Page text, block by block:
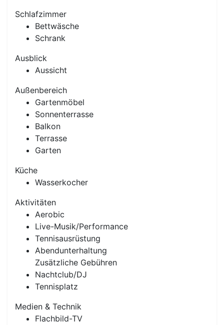
Schlafzimmer
Bettwäsche
Schrank
Ausblick
Aussicht
Außenbereich
Gartenmöbel
Sonnenterrasse
Balkon
Terrasse
Garten
Küche
Wasserkocher
Aktivitäten
Aerobic
Live-Musik/Performance
Tennisausrüstung
Abendunterhaltung
Zusätzliche Gebühren
Nachtclub/DJ
Tennisplatz
Medien & Technik
Flachbild-TV